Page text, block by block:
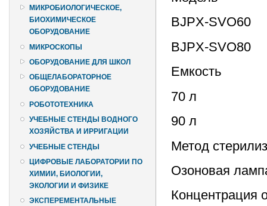
МИКРОБИОЛОГИЧЕСКОЕ,
БИОХИМИЧЕСКОЕ
ОБОРУДОВАНИЕ
МИКРОСКОПЫ
ОБОРУДОВАНИЕ ДЛЯ ШКОЛ
ОБЩЕЛАБОРАТОРНОЕ
ОБОРУДОВАНИЕ
РОБОТОТЕХНИКА
УЧЕБНЫЕ СТЕНДЫ ВОДНОГО
ХОЗЯЙСТВА И ИРРИГАЦИИ
УЧЕБНЫЕ СТЕНДЫ
ЦИФРОВЫЕ ЛАБОРАТОРИИ ПО
ХИМИИ, БИОЛОГИИ,
ЭКОЛОГИИ И ФИЗИКЕ
ЭКСПЕРЕМЕНТАЛЬНЫЕ
BJPX-SVO60
BJPX-SVO80
Емкость
70 л
90 л
Метод
Озоновая
Концентрация